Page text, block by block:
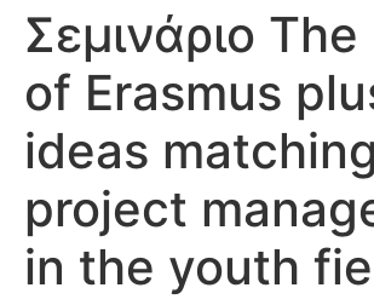
Σεμινάριο
of Erasmus
ideas
project
in the youth